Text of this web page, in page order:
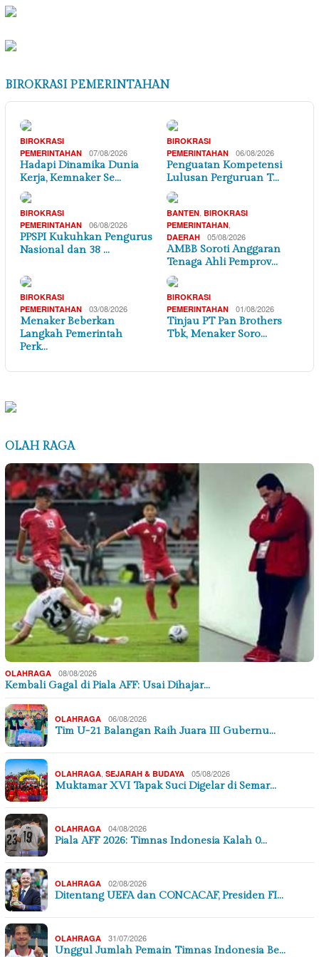
BIROKRASI PEMERINTAHAN
BIROKRASI
PEMERINTAHAN
07/08/2026
Hadapi Dinamika Dunia
Kerja, Kemnaker Se…
BIROKRASI
PEMERINTAHAN
06/08/2026
Penguatan Kompetensi
Lulusan Perguruan T…
BIROKRASI
PEMERINTAHAN
06/08/2026
PPSPI Kukuhkan Pengurus
Nasional dan 38 …
BANTEN BIROKRASI
PEMERINTAHAN
DAERAH 05/08/2026
AMBB Soroti Anggaran
Tenaga Ahli Pemprov…
BIROKRASI
PEMERINTAHAN
03/08/2026
Menaker Beberkan
Langkah Pemerintah
Perk…
BIROKRASI
PEMERINTAHAN
01/08/2026
Tinjau PT Pan Brothers
Tbk, Menaker Soro…
OLAH RAGA
OLAHRAGA 08/08/2026
Kembali Gagal di Piala AFF: Usai Dihajar…
OLAHRAGA 06/08/2026
Tim U-21 Balangan Raih Juara III Gubernu…
OLAHRAGA SEJARAH & BUDAYA 05/08/2026
Muktamar XVI Tapak Suci Digelar di Semar…
OLAHRAGA 04/08/2026
Piala AFF 2026: Timnas Indonesia Kalah 0…
OLAHRAGA 02/08/2026
Ditentang UEFA dan CONCACAF, Presiden FI…
OLAHRAGA 31/07/2026
Unggul Jumlah Pemain Timnas Indonesia Be…